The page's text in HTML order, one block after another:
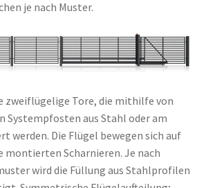
je nach Muster.
zweiflügelige Tore, die mithilfe von
Systempfosten aus Stahl oder am
werden. Die Flügel bewegen sich auf
montierten Scharnieren. Je nach
wird die Füllung aus Stahlprofilen